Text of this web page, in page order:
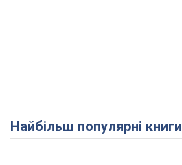
Найбільш популярні книги